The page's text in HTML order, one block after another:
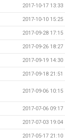
2017-10-17 13:33
2017-10-10 15:25
2017-09-28 17:15
2017-09-26 18:27
2017-09-19 14:30
2017-09-18 21:51
2017-09-06 10:15
2017-07-06 09:17
2017-07-03 19:04
2017-05-17 21:10